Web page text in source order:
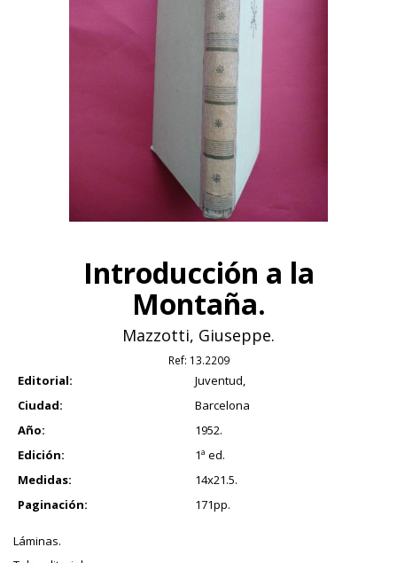
Introducción a la
Montaña.
Mazzotti, Giuseppe.
Ref: 13.2209
Editorial:
Juventud,
Ciudad:
Barcelona
Año:
1952.
Edición:
1ª ed.
Medidas:
14x21.5.
Paginación:
171pp.
Láminas.